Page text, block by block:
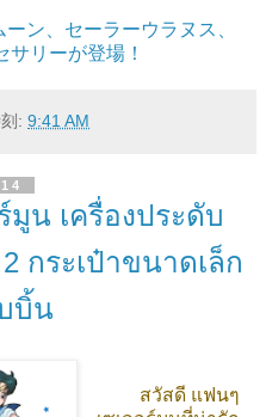
ン、セーラーウラヌス、
リーが登場！
: 9:41 AM
มูน เครื่องประดับ
กระเป๋าขนาดเล็ก
บิ้น
สวัสดี แฟนๆ